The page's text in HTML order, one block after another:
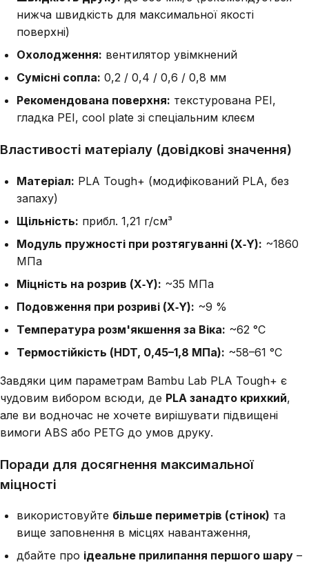
нижча швидкість для максимальної якості
поверхні)
Охолодження: вентилятор увімкнений
Сумісні сопла: 0,2 / 0,4 / 0,6 / 0,8 мм
Рекомендована поверхня: текстурована PEI,
гладка PEI, cool plate зі спеціальним клеєм
Властивості матеріалу (довідкові значення)
Матеріал: PLA Tough+ (модифікований PLA, без
запаху)
Щільність: прибл. 1,21 г/см³
Модуль пружності при розтягуванні (X‑Y): ~1860
МПа
Міцність на розрив (X‑Y): ~35 МПа
Подовження при розриві (X‑Y): ~9 %
Температура розм'якшення за Віка: ~62 °C
Термостійкість (HDT, 0,45–1,8 МПа): ~58–61 °C
Завдяки цим параметрам Bambu Lab PLA Tough+ є
чудовим вибором всюди, де PLA занадто крихкий,
але ви водночас не хочете вирішувати підвищені
вимоги ABS або PETG до умов друку.
Поради для досягнення максимальної
міцності
використовуйте більше периметрів (стінок) та
вище заповнення в місцях навантаження,
дбайте про ідеальне прилипання першого шару –